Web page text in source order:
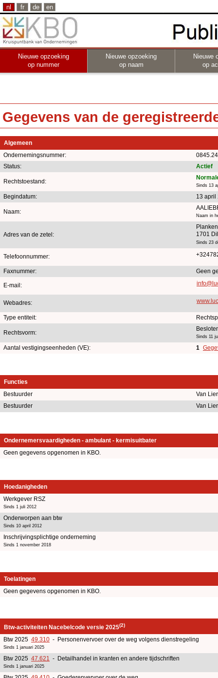
nl fr de en
Nieuwe opzoeking
op nummer
Nieuwe opzoeking
op naam
Nieuwe
op
Gegevens van de
Algemeen
Ondernemingsnummer:
Status:
Actief
Rechtstoestand:
Sinds 13
Begindatum: 13 april
Naam:
Naam in
Adres van de zetel:
1701
Sinds 23
Telefoonnummer:
Faxnummer: Geen
E-mail:
Webadres:
Type entiteit:
Rechtsvorm:
Sinds 11
Aantal vestigingseenheden (VE): 1
Functies
Bestuurder
Van
Bestuurder
Van
Ondernemersvaardigheden - ambulant - kermisuitbater
Geen gegevens opgenomen in KBO.
Hoedanigheden
Werkgever RSZ
Sinds 1 juli 2012
Onderworpen aan btw
Sinds 10 april 2012
Inschrijvingsplichtige onderneming
Sinds 1 november 2018
Toelatingen
Geen gegevens opgenomen in KBO.
Btw-activiteiten Nacebelcode versie 2025(2)
Btw 2025 49.310 - Personenvervoer over de weg volgens dienstregeling
Sinds 1 januari 2025
Btw 2025 47.621 - Detailhandel in kranten en andere tijdschriften
Sinds 1 januari 2025